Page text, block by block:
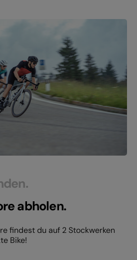
abholen.
findest du auf 2 Stockwerken
Bike!